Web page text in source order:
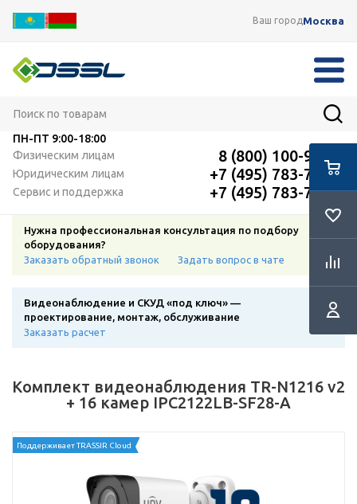
Ваш городМосква
ПН-ПТ 9:00-18:00
Физическим лицам
8 (800) 100-91-12
Юридическим лицам +7 (495) 783-72-87
Сервис и поддержка +7 (495) 783-72-87
Нужна профессиональная консультация по подбору
оборудования?
Заказать обратный звонок
Задать вопрос в чате
Видеонаблюдение и СКУД «под ключ» —
проектирование, монтаж, обслуживание
Заказать расчет
Комплект видеонаблюдения TR-N1216 v2
+ 16 камер IPC2122LB-SF28-A
Поддерживает TRASSIR Cloud